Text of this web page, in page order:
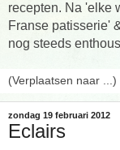
recepten. Na 'elke
Franse patisserie'
nog steeds
zondag 19 februari 2012
Eclairs